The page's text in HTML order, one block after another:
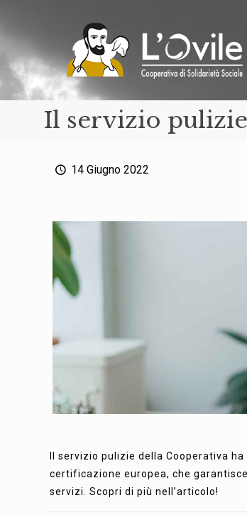
Il servizio
14 Giugno 2022
Il servizio pulizie della Cooperativa
certificazione europea, che
servizi. Scopri di più nell’articolo!